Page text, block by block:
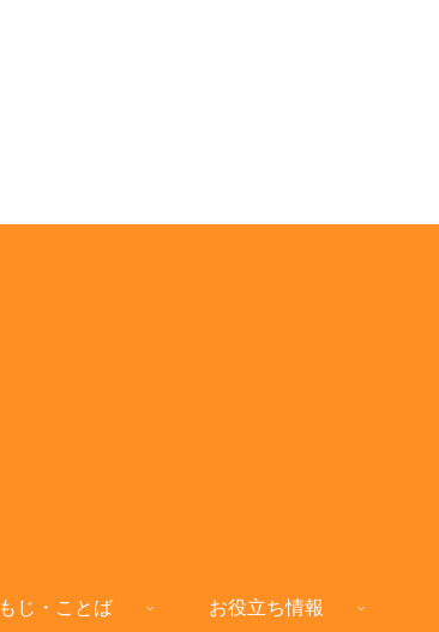
もじ・ことば お役立ち情報